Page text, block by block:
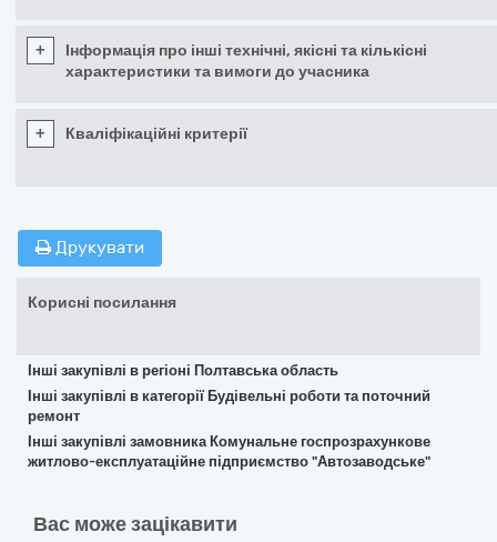
+
Інформація про інші технічні, якісні та кількісні
характеристики та вимоги до учасника
+ Кваліфікаційні критерії
Друкувати
Корисні посилання
Інші закупівлі в регіоні Полтавська область
Інші закупівлі в категорії Будівельні роботи та поточний
ремонт
Інші закупівлі замовника Комунальне госпрозрахункове
житлово-експлуатаційне підприємство "Автозаводське"
Вас може зацікавити